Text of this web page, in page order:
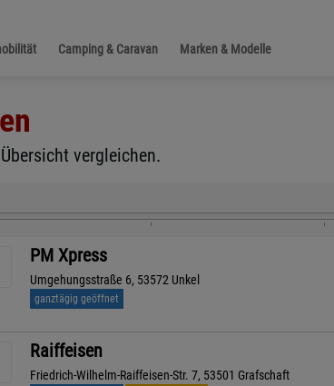
Camping & Caravan Marken & Modelle
vergleichen.
PM Xpress
Umgehungsstraße 6, 53572 Unkel
ganztägig geöffnet
Raiffeisen
Friedrich-Wilhelm-Raiffeisen-Str. 7, 53501 Grafschaft